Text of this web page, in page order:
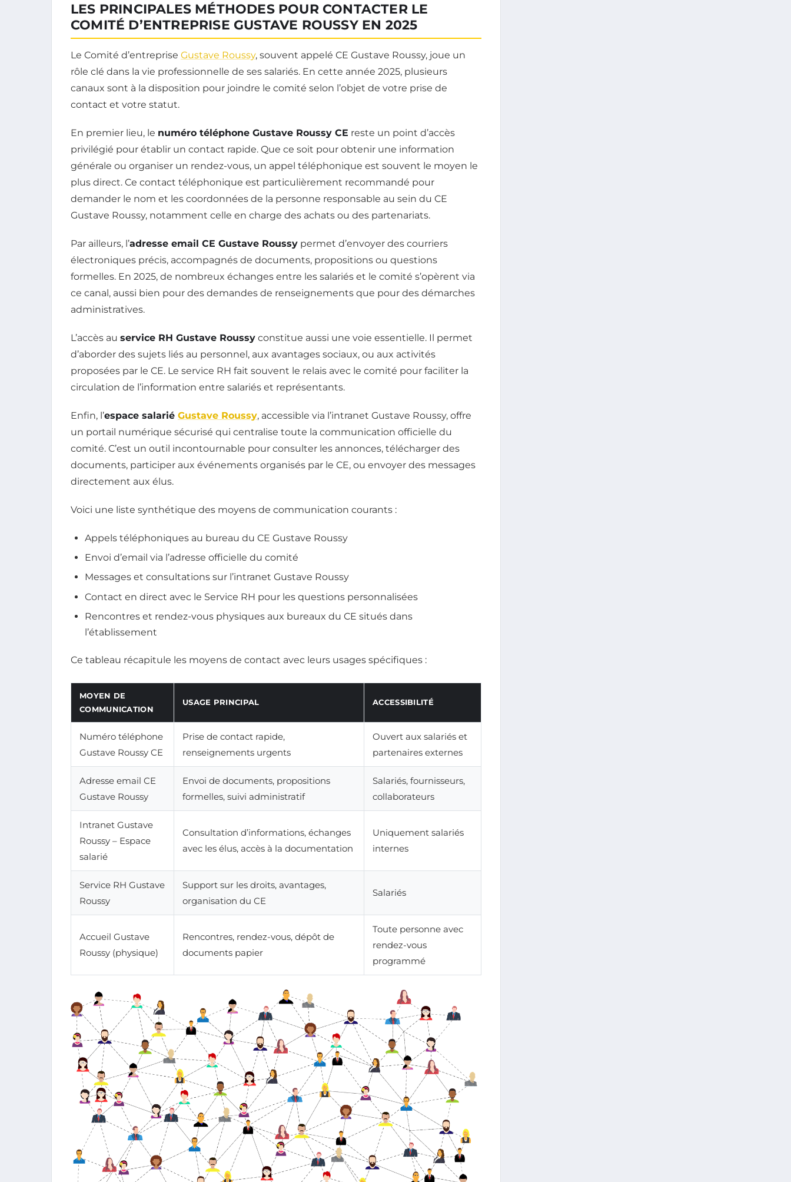
LES PRINCIPALES MÉTHODES POUR CONTACTER LE
COMITÉ D’ENTREPRISE GUSTAVE ROUSSY EN 2025
Le Comité d’entreprise Gustave Roussy, souvent appelé CE Gustave Roussy, joue un
rôle clé dans la vie professionnelle de ses salariés. En cette année 2025, plusieurs
canaux sont à la disposition pour joindre le comité selon l’objet de votre prise de
contact et votre statut.
En premier lieu, le numéro téléphone Gustave Roussy CE reste un point d’accès
privilégié pour établir un contact rapide. Que ce soit pour obtenir une information
générale ou organiser un rendez-vous, un appel téléphonique est souvent le moyen le
plus direct. Ce contact téléphonique est particulièrement recommandé pour
demander le nom et les coordonnées de la personne responsable au sein du CE
Gustave Roussy, notamment celle en charge des achats ou des partenariats.
Par ailleurs, l’adresse email CE Gustave Roussy permet d’envoyer des courriers
électroniques précis, accompagnés de documents, propositions ou questions
formelles. En 2025, de nombreux échanges entre les salariés et le comité s’opèrent via
ce canal, aussi bien pour des demandes de renseignements que pour des démarches
administratives.
L’accès au service RH Gustave Roussy constitue aussi une voie essentielle. Il permet
d’aborder des sujets liés au personnel, aux avantages sociaux, ou aux activités
proposées par le CE. Le service RH fait souvent le relais avec le comité pour faciliter la
circulation de l’information entre salariés et représentants.
Enfin, l’espace salarié Gustave Roussy, accessible via l’intranet Gustave Roussy, offre
un portail numérique sécurisé qui centralise toute la communication officielle du
comité. C’est un outil incontournable pour consulter les annonces, télécharger des
documents, participer aux événements organisés par le CE, ou envoyer des messages
directement aux élus.
Voici une liste synthétique des moyens de communication courants :
Appels téléphoniques au bureau du CE Gustave Roussy
Envoi d’email via l’adresse officielle du comité
Messages et consultations sur l’intranet Gustave Roussy
Contact en direct avec le Service RH pour les questions personnalisées
Rencontres et rendez-vous physiques aux bureaux du CE situés dans
l’établissement
Ce tableau récapitule les moyens de contact avec leurs usages spécifiques :
MOYEN DE
COMMUNICATION
USAGE PRINCIPAL ACCESSIBILITÉ
Numéro téléphone
Gustave Roussy CE
Prise de contact rapide,
renseignements urgents
Ouvert aux salariés et
partenaires externes
Adresse email CE
Gustave Roussy
Envoi de documents, propositions
formelles, suivi administratif
Salariés, fournisseurs,
collaborateurs
Intranet Gustave
Roussy – Espace
salarié
Consultation d’informations, échanges
avec les élus, accès à la documentation
Uniquement salariés
internes
Service RH Gustave
Roussy
Support sur les droits, avantages,
organisation du CE
Salariés
Accueil Gustave
Roussy (physique)
Rencontres, rendez-vous, dépôt de
documents papier
Toute personne avec
rendez-vous
programmé